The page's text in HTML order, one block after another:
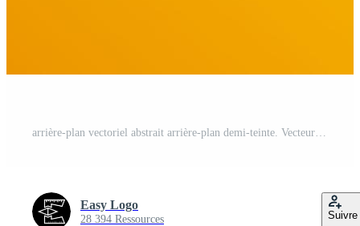
Easy Logo
28 394 Ressources Suivre